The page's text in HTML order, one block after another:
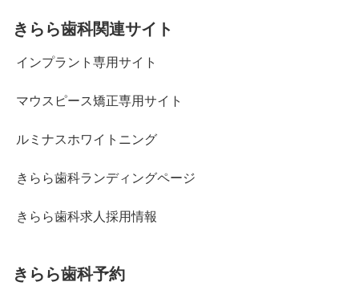
きらら歯科関連サイト
インプラント専用サイト
マウスピース矯正専用サイト
ルミナスホワイトニング
きらら歯科ランディングページ
きらら歯科求人採用情報
きらら歯科予約